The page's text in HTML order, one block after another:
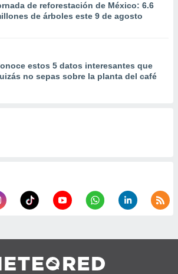
de reforestación de México: 6.6
de árboles este 9 de agosto
estos 5 datos interesantes que
no sepas sobre la planta del café